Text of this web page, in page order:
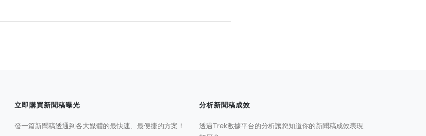
立即購買新聞稿曝光
發一篇新聞稿透通到各大媒體的最快速、最便捷的方案！
分析新聞稿成效
透過Trek數據平台的分析讓您知道你的新聞稿成效表現